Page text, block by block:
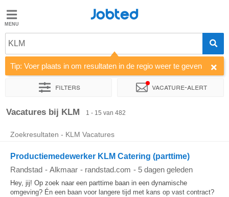
Jobted
Vacatures
Salarissen
Jobted
KLM
Tip: Voer plaats in om resultaten in de regio weer te geven
Filters Vacature-alert
Sorteer op Bedrijf Uitzendbureau
Vacatures bij KLM 1 - 15 van 482
Zoekresultaten - KLM Vacatures
Productiemedewerker KLM Catering (parttime)
Randstad - Alkmaar - randstad.com - 5 dagen geleden
Hey, jij! Op zoek naar een parttime baan in een dynamische
omgeving? Én een baan voor langere tijd met kans op vast contract?